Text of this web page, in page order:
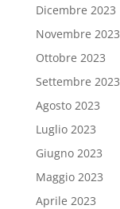
Dicembre 2023
Novembre 2023
Ottobre 2023
Settembre 2023
Agosto 2023
Luglio 2023
Giugno 2023
Maggio 2023
Aprile 2023